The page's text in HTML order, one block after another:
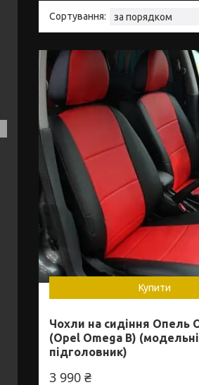
Купити
Чохли на сидіння Опель
(Opel Omega B)
підголовник)
3 990 ₴